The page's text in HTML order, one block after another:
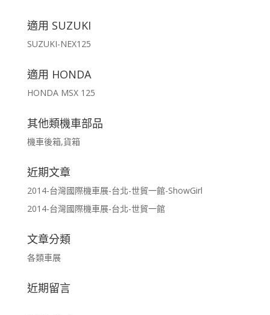
適用 SUZUKI
SUZUKI-NEX125
適用 HONDA
HONDA MSX 125
其他類機車部品
機車後箱,貨箱
近期文章
2014-台灣國際機車展-台北-世貿一館-ShowGirl
2014-台灣國際機車展-台北-世貿一館
文章分類
各類車展
近期留言